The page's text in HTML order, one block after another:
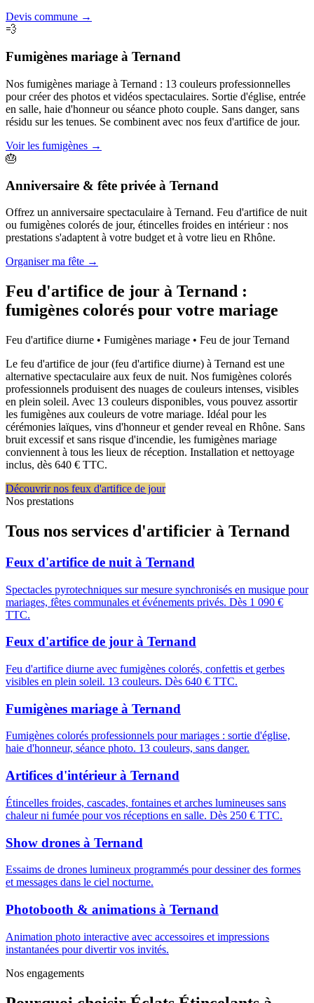
Devis commune →
💨
Fumigènes mariage à Ternand
Nos fumigènes mariage à Ternand : 13 couleurs professionnelles
pour créer des photos et vidéos spectaculaires. Sortie d'église, entrée
en salle, haie d'honneur ou séance photo couple. Sans danger, sans
résidu sur les tenues. Se combinent avec nos feux d'artifice de jour.
Voir les fumigènes →
🎂
Anniversaire & fête privée à Ternand
Offrez un anniversaire spectaculaire à Ternand. Feu d'artifice de nuit
ou fumigènes colorés de jour, étincelles froides en intérieur : nos
prestations s'adaptent à votre budget et à votre lieu en Rhône.
Organiser ma fête →
Feu d'artifice de jour à Ternand :
fumigènes colorés pour votre mariage
Feu d'artifice diurne • Fumigènes mariage • Feu de jourTernand
Le feu d'artifice de jour (feu d'artifice diurne) à Ternand est une
alternative spectaculaire aux feux de nuit. Nos fumigènes colorés
professionnels produisent des nuages de couleurs intenses, visibles
en plein soleil. Avec 13 couleurs disponibles, vous pouvez assortir
les fumigènes aux couleurs de votre mariage. Idéal pour les
cérémonies laïques, vins d'honneur et gender reveal en Rhône. Sans
bruit excessif et sans risque d'incendie, les fumigènes mariage
conviennent à tous les lieux de réception. Installation et nettoyage
inclus, dès 640 € TTC.
Découvrir nos feux d'artifice de jour
Nos prestations
Tous nos services d'artificier à Ternand
Feux d'artifice de nuit à Ternand
Spectacles pyrotechniques sur mesure synchronisés en musique pour
mariages, fêtes communales et événements privés. Dès 1 090 €
TTC.
Feux d'artifice de jour à Ternand
Feu d'artifice diurne avec fumigènes colorés, confettis et gerbes
visibles en plein soleil. 13 couleurs. Dès 640 € TTC.
Fumigènes mariage à Ternand
Fumigènes colorés professionnels pour mariages : sortie d'église,
haie d'honneur, séance photo. 13 couleurs, sans danger.
Artifices d'intérieur à Ternand
Étincelles froides, cascades, fontaines et arches lumineuses sans
chaleur ni fumée pour vos réceptions en salle. Dès 250 € TTC.
Show drones à Ternand
Essaims de drones lumineux programmés pour dessiner des formes
et messages dans le ciel nocturne.
Photobooth & animations à Ternand
Animation photo interactive avec accessoires et impressions
instantanées pour divertir vos invités.
Nos engagements